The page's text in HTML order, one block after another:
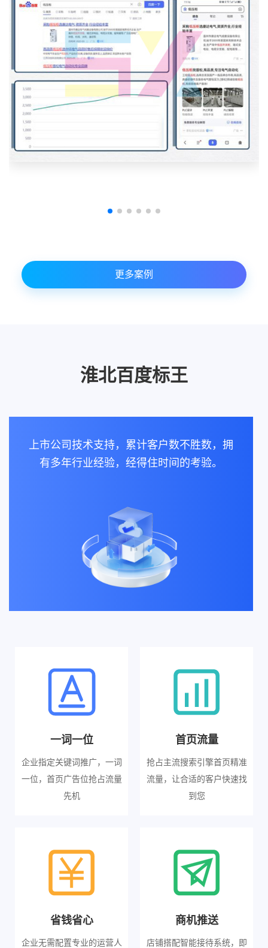
更多案例
淮北百度标王
上市公司技术支持，累计客户数不胜数，拥
有多年行业经验，经得住时间的考验。
一词一位
企业指定关键词推广，一词
一位，首页广告位抢占流量
先机
首页流量
抢占主流搜索引擎首页精准
流量，让合适的客户快速找
到您
省钱省心
企业无需配置专业的运营人
商机推送
店铺搭配智能接待系统，即